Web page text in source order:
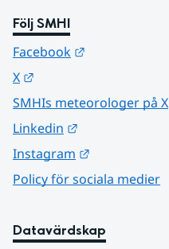
Följ SMHI
Facebook
X
SMHIs meteorologer på X
Linkedin
Instagram
Policy för sociala medier
Datavärdskap